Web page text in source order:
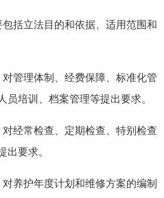
立法目的和依据、适用范围和
理体制、经费保障、标准化管
培训、档案管理等提出要求。
常检查、定期检查、特别检查
出要求。
护年度计划和维修方案的编制